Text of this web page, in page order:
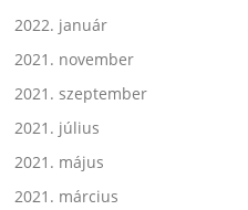
2022. január
2021. november
2021. szeptember
2021. július
2021. május
2021. március